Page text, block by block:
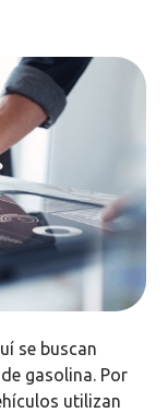
se buscan
gasolina. Por
utilizan